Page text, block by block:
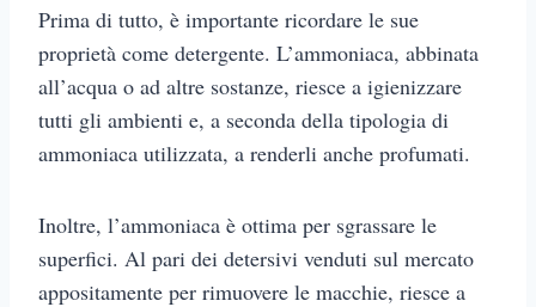
Prima di tutto, è importante ricordare le sue
proprietà come detergente. L’ammoniaca, abbinata
all’acqua o ad altre sostanze, riesce a igienizzare
tutti gli ambienti e, a seconda della tipologia di
ammoniaca utilizzata, a renderli anche profumati.
Inoltre, l’ammoniaca è ottima per sgrassare le
superfici. Al pari dei detersivi venduti sul mercato
appositamente per rimuovere le macchie, riesce a